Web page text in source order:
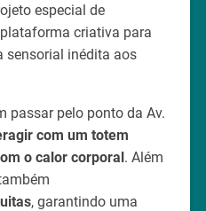
especial de
criativa para
sensorial inédita aos
passar pelo ponto da Av.
com um totem
o calor corporal. Além
, garantindo uma